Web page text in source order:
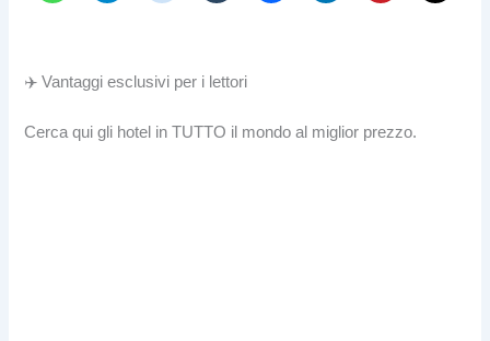
✈️ Vantaggi esclusivi per i lettori
Cerca qui gli hotel in TUTTO il mondo al miglior prezzo.